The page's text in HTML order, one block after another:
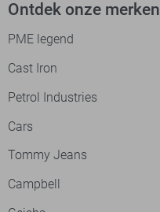
Ontdek onze merken
PME legend
Cast Iron
Petrol Industries
Cars
Tommy Jeans
Campbell